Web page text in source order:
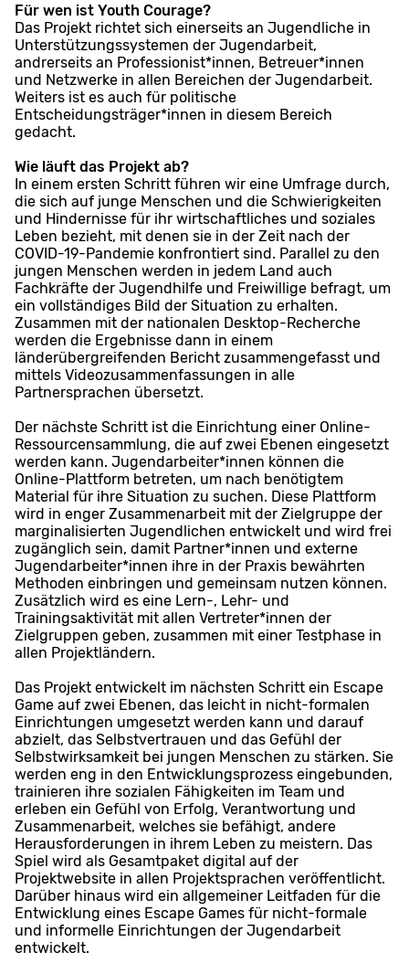
Für wen ist Youth Courage?
Das Projekt richtet sich einerseits an Jugendliche in
Unterstützungssystemen der Jugendarbeit,
andrerseits an Professionist*innen, Betreuer*innen
und Netzwerke in allen Bereichen der Jugendarbeit.
Weiters ist es auch für politische
Entscheidungsträger*innen in diesem Bereich
gedacht.
Wie läuft das Projekt ab?
In einem ersten Schritt führen wir eine Umfrage durch,
die sich auf junge Menschen und die Schwierigkeiten
und Hindernisse für ihr wirtschaftliches und soziales
Leben bezieht, mit denen sie in der Zeit nach der
COVID-19-Pandemie konfrontiert sind. Parallel zu den
jungen Menschen werden in jedem Land auch
Fachkräfte der Jugendhilfe und Freiwillige befragt, um
ein vollständiges Bild der Situation zu erhalten.
Zusammen mit der nationalen Desktop-Recherche
werden die Ergebnisse dann in einem
länderübergreifenden Bericht zusammengefasst und
mittels Videozusammenfassungen in alle
Partnersprachen übersetzt.
Der nächste Schritt ist die Einrichtung einer Online-
Ressourcensammlung, die auf zwei Ebenen eingesetzt
werden kann. Jugendarbeiter*innen können die
Online-Plattform betreten, um nach benötigtem
Material für ihre Situation zu suchen. Diese Plattform
wird in enger Zusammenarbeit mit der Zielgruppe der
marginalisierten Jugendlichen entwickelt und wird frei
zugänglich sein, damit Partner*innen und externe
Jugendarbeiter*innen ihre in der Praxis bewährten
Methoden einbringen und gemeinsam nutzen können.
Zusätzlich wird es eine Lern-, Lehr- und
Trainingsaktivität mit allen Vertreter*innen der
Zielgruppen geben, zusammen mit einer Testphase in
allen Projektländern.
Das Projekt entwickelt im nächsten Schritt ein Escape
Game auf zwei Ebenen, das leicht in nicht-formalen
Einrichtungen umgesetzt werden kann und darauf
abzielt, das Selbstvertrauen und das Gefühl der
Selbstwirksamkeit bei jungen Menschen zu stärken. Sie
werden eng in den Entwicklungsprozess eingebunden,
trainieren ihre sozialen Fähigkeiten im Team und
erleben ein Gefühl von Erfolg, Verantwortung und
Zusammenarbeit, welches sie befähigt, andere
Herausforderungen in ihrem Leben zu meistern. Das
Spiel wird als Gesamtpaket digital auf der
Projektwebsite in allen Projektsprachen veröffentlicht.
Darüber hinaus wird ein allgemeiner Leitfaden für die
Entwicklung eines Escape Games für nicht-formale
und informelle Einrichtungen der Jugendarbeit
entwickelt.